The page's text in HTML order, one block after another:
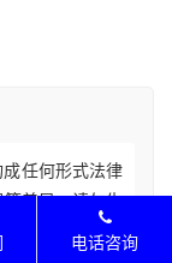
任何形式法律
差异，请勿生
律后果皆由您
电话咨询